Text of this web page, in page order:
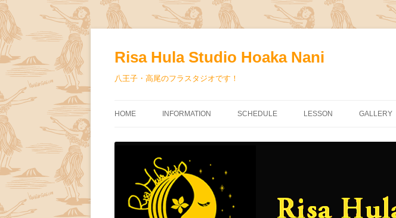
ン
ツ
へ
ス
Risa Hula Studio Hoaka Nani
八王子・高尾のフラスタジオです！
HOME INFORMATION SCHEDULE LESSON GALLERY